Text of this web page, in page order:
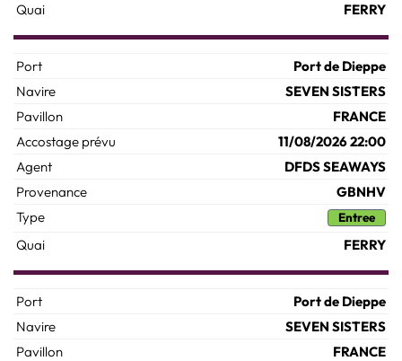
FERRY
Port de Dieppe
SEVEN SISTERS
FRANCE
11/08/2026 22:00
DFDS SEAWAYS
GBNHV
Entree
FERRY
Port de Dieppe
SEVEN SISTERS
FRANCE